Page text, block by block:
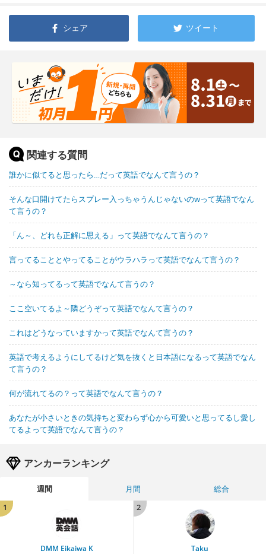
シェア ツイート
関連する質問
誰かに似てると思ったら…だって英語でなんて言うの？
そんな口開けてたらスプレー入っちゃうんじゃないのwって英語でなん
て言うの？
「ん～、どれも正解に思える」って英語でなんて言うの？
言ってることとやってることがウラハラって英語でなんて言うの？
～なら知ってるって英語でなんて言うの？
ここ空いてるよ～隣どうぞって英語でなんて言うの？
これはどうなっていますかって英語でなんて言うの？
英語で考えるようにしてるけど気を抜くと日本語になるって英語でなん
て言うの？
何が流れてるの？って英語でなんて言うの？
あなたが小さいときの気持ちと変わらず心から可愛いと思ってるし愛し
てるよって英語でなんて言うの？
アンカーランキング
週間 月間
総合
1
DMM Eikaiwa K
2
Taku